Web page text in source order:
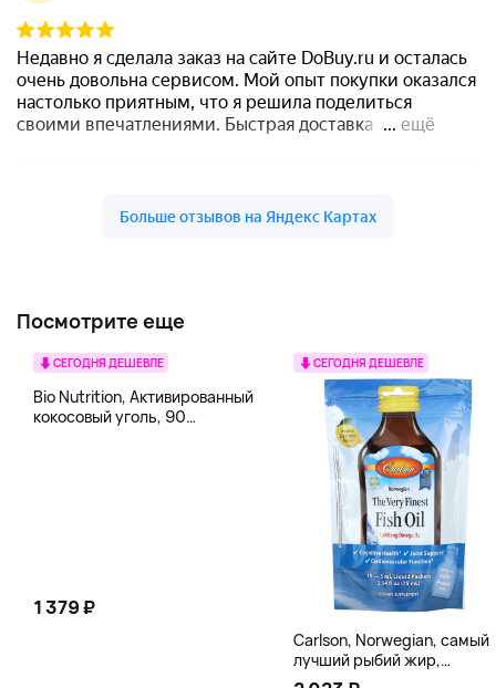
Посмотрите еще
СЕГОДНЯ ДЕШЕВЛЕ
Bio Nutrition, Активированный
кокосовый уголь, 90
1 379 ₽
СЕГОДНЯ ДЕШЕВЛЕ
Carlson, Norwegian, самый
лучший рыбий жир,
натуральный лимон, 15